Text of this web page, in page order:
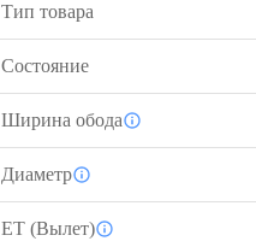
Тип товара
Состояние
Ширина обода
Диаметр
ЕТ (Вылет)